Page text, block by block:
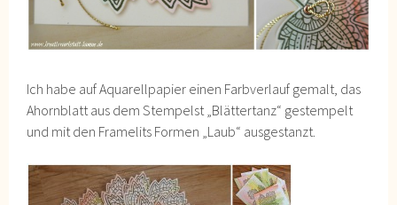
Ich habe auf Aquarellpapier einen Farbverlauf gemalt, das
Ahornblatt aus dem Stempelst „Blättertanz“ gestempelt
und mit den Framelits Formen „Laub“ ausgestanzt.